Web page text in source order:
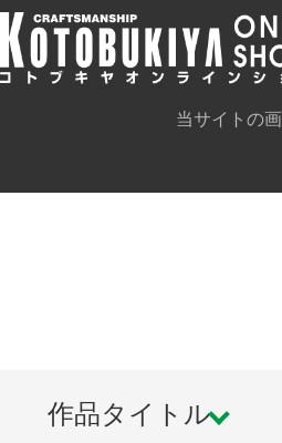
4)ハイソックス脚パ
5)オーバーニーソッ
6)素足パーツ×左右分
7)手首パーツ7種「
（広）」「持ち手（
9)首ジョイントAタ
当サイトの
作品タイトル